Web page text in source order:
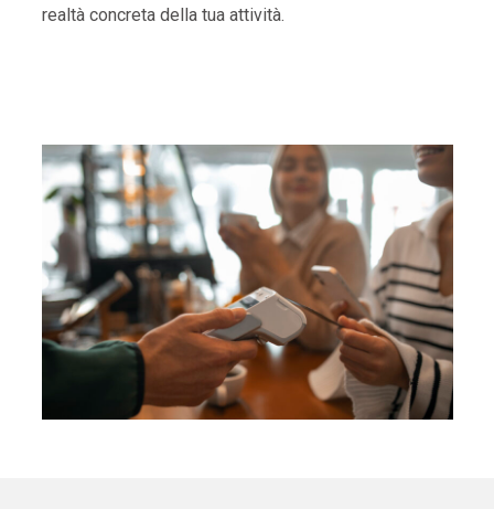
realtà concreta della tua attività.